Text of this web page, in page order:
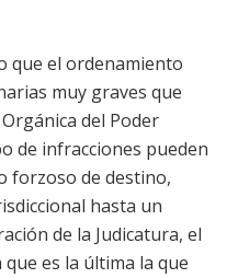
que el ordenamiento
muy graves que
del Poder
de infracciones pueden
forzoso de destino,
hasta un
de la Judicatura, el
es la última la que